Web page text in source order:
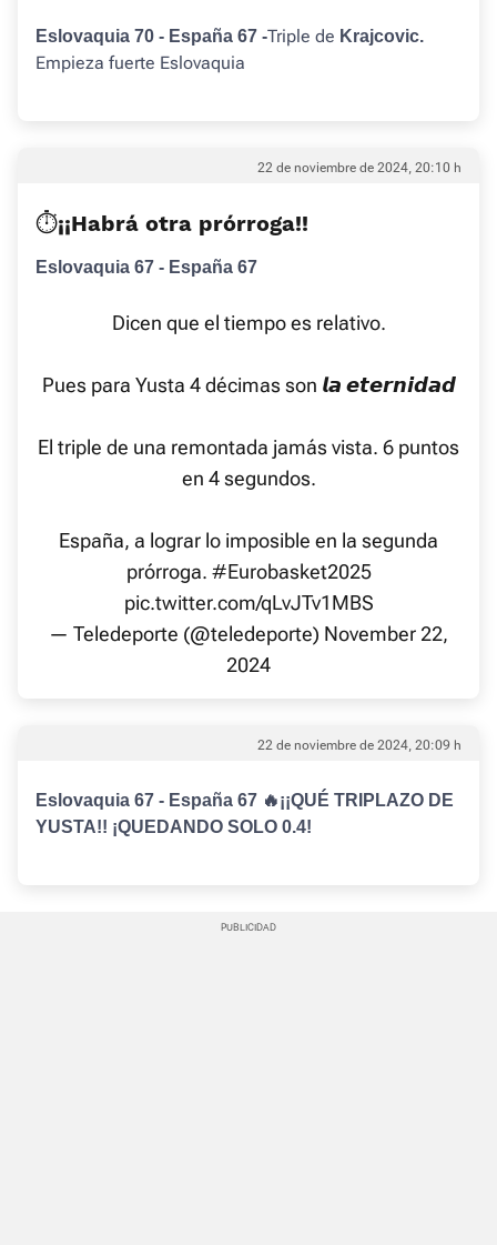
Eslovaquia 70 - España 67 -Triple de Krajcovic.
Empieza fuerte Eslovaquia
22 de noviembre de 2024, 20:10 h
⏱️¡¡Habrá otra prórroga!!
Eslovaquia 67 - España 67
Dicen que el tiempo es relativo.
Pues para Yusta 4 décimas son 𝙡𝙖 𝙚𝙩𝙚𝙧𝙣𝙞𝙙𝙖𝙙
El triple de una remontada jamás vista. 6 puntos
en 4 segundos.
España, a lograr lo imposible en la segunda
prórroga. #Eurobasket2025
pic.twitter.com/qLvJTv1MBS
— Teledeporte (@teledeporte) November 22,
2024
22 de noviembre de 2024, 20:09 h
Eslovaquia 67 - España 67 🔥¡¡QUÉ TRIPLAZO DE
YUSTA!! ¡QUEDANDO SOLO 0.4!